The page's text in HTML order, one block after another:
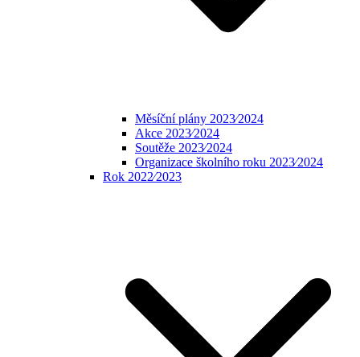
Měsíční plány 2023⁄2024
Akce 2023⁄2024
Soutěže 2023⁄2024
Organizace školního roku 2023⁄2024
Rok 2022⁄2023